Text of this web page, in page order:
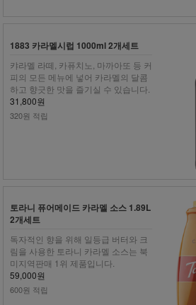
1883 카라멜시럽 1000ml 2개세트
캬라멜 라떼, 카퓨치노, 마까아또 등 커
피의 모든 메뉴에 넣어 카라멜의 달콤
하고 향긋한 맛을 즐기실 수 있습니다.
31,800원
320원 적립
토라니 퓨어메이드 카라멜 소스 1.89L
2개세트
독자적인 향을 위해 일등급 버터와 크
림을 사용한 토라니 카라멜 소스는 북
미지역판매 1위 제품입니다.
59,000원
600원 적립